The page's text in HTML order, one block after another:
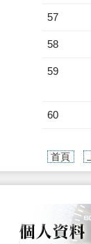
57
58
59
60
首頁